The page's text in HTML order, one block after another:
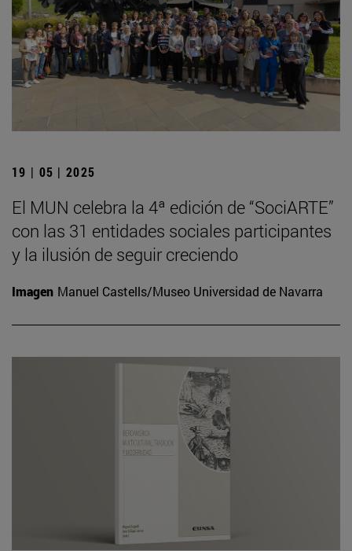
19 | 05 | 2025
El MUN celebra la 4ª edición de “SociARTE”
con las 31 entidades sociales participantes
y la ilusión de seguir creciendo
Imagen Manuel Castells/Museo Universidad de Navarra